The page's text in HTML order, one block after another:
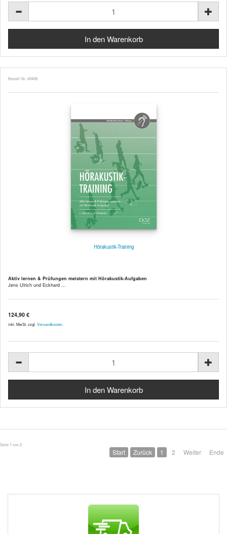
Bestell-Nr. 49408
Hörakustik-Training
Aktiv lernen & Prüfungen meistern mit Hörakustik-Aufgaben
Jens Ulrich und Eckhard ...
124,90 €
inkl. MwSt. zzgl. Versandkosten
Seite 1 von 2
Start Zurück 1 2 Weiter Ende